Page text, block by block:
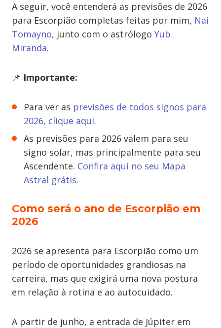
A seguir, você entenderá as previsões de 2026
para Escorpião completas feitas por mim, Nai
Tomayno, junto com o astrólogo Yub
Miranda.
📌 Importante:
Para ver as previsões de todos signos para
2026, clique aqui.
As previsões para 2026 valem para seu
signo solar, mas principalmente para seu
Ascendente. Confira aqui no seu Mapa
Astral grátis.
Como será o ano de Escorpião em
2026
2026 se apresenta para Escorpião como um
período de oportunidades grandiosas na
carreira, mas que exigirá uma nova postura
em relação à rotina e ao autocuidado.
A partir de junho, a entrada de Júpiter em